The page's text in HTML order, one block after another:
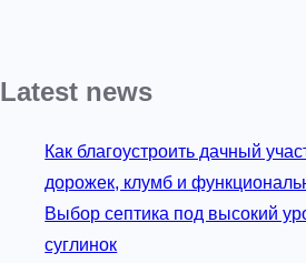
Latest news
Как благоустроить дачный
дорожек, клумб и
Выбор септика под высокий
суглинок